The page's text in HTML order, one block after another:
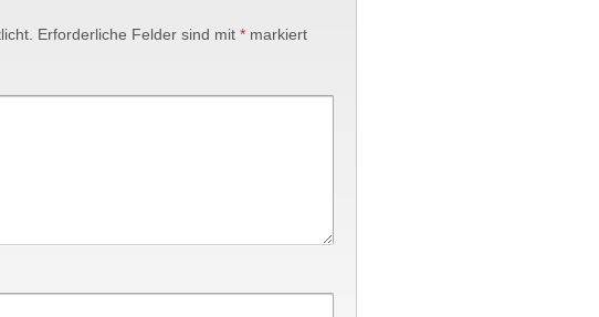
Erforderliche Felder sind mit * markiert